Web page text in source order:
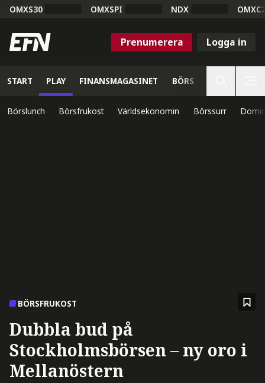
OMXS30 OMXSPI NDX
Prenumerera Logga in
START PLAY FINANSMAGASINET BÖRS
Börslunch Börsfrukost Världsekonomin Börssurr
BÖRSFRUKOST
Dubbla bud på
Stockholmsbörsen – ny oro i
Mellanöstern